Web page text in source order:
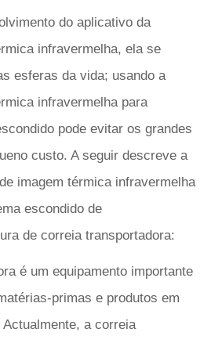
do aplicativo da
infravermelha, ela se
esferas da vida; usando a
infravermelha para
pode evitar os grandes
custo. A seguir descreve a
imagem térmica infravermelha
escondido de
de correia transportadora:
é um equipamento importante
primas e produtos em
a correia